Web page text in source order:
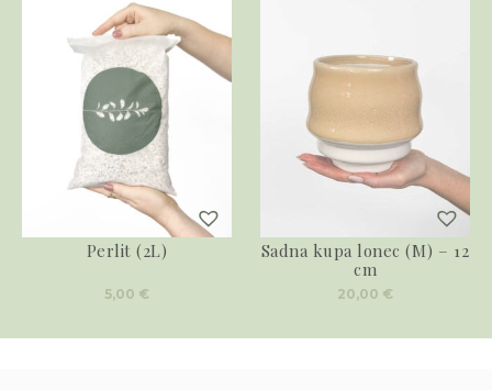
Perlit (2L)
5,00 €
Sadna kupa lonec (M) – 12
cm
20,00 €